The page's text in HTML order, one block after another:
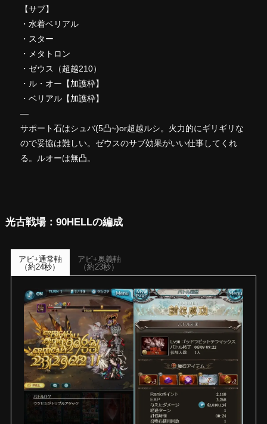
【サブ】
・水着ベリアル
・スター
・メタトロン
・ゼウス（超越210）
・ル・オー【加護枠】
・ベリアル【加護枠】
—
サポート石はシュバ(5凸~)or超越ルシ。火力的にギリギリな
ので妥協は難しい。ゼウスのサブ効果がいい仕事してくれ
る。ルオーは無凸。
光古戦場：90HELLの編成
アビ+通常軸
（約24秒）
アビ+奥義軸
（約23秒）